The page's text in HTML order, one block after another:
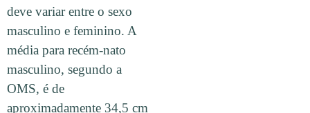
deve variar entre o sexo
masculino e feminino. A
média para recém-nato
masculino, segundo a
OMS, é de
aproximadamente 34,5 cm